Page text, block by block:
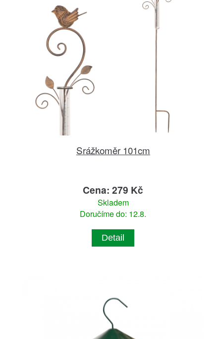
Srážkoměr 101cm
Cena: 279 Kč
Skladem
Doručíme do: 12.8.
Detail